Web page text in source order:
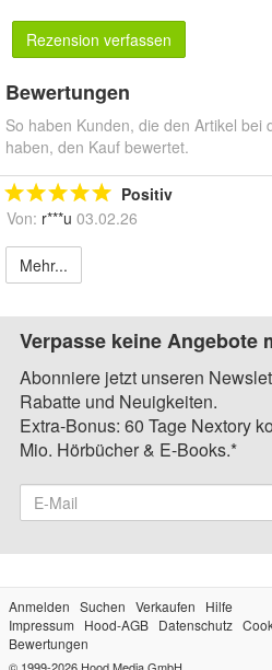
Rezension verfassen
Bewertungen
So haben Kunden, die den Artikel bei
haben, den Kauf bewertet.
Positiv
Von: r***u 03.02.26
Mehr...
Verpasse keine Angebote
Abonniere jetzt unseren
Rabatte und Neuigkeiten.
Extra-Bonus: 60 Tage Nextory
Mio. Hörbücher & E-Books.*
Anmelden Suchen Verkaufen
Hilfe
Impressum
Hood-AGB Datenschutz
Bewertungen